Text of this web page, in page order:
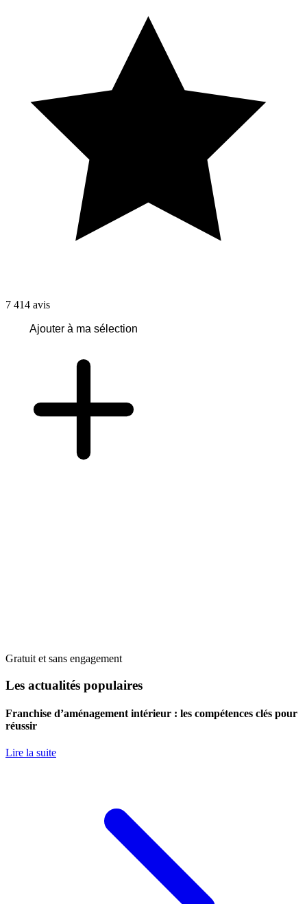
7 414 avis
Ajouter à ma sélection
Gratuit et sans engagement
Les actualités populaires
Franchise d’aménagement intérieur : les compétences clés pour
réussir
Lire la suite